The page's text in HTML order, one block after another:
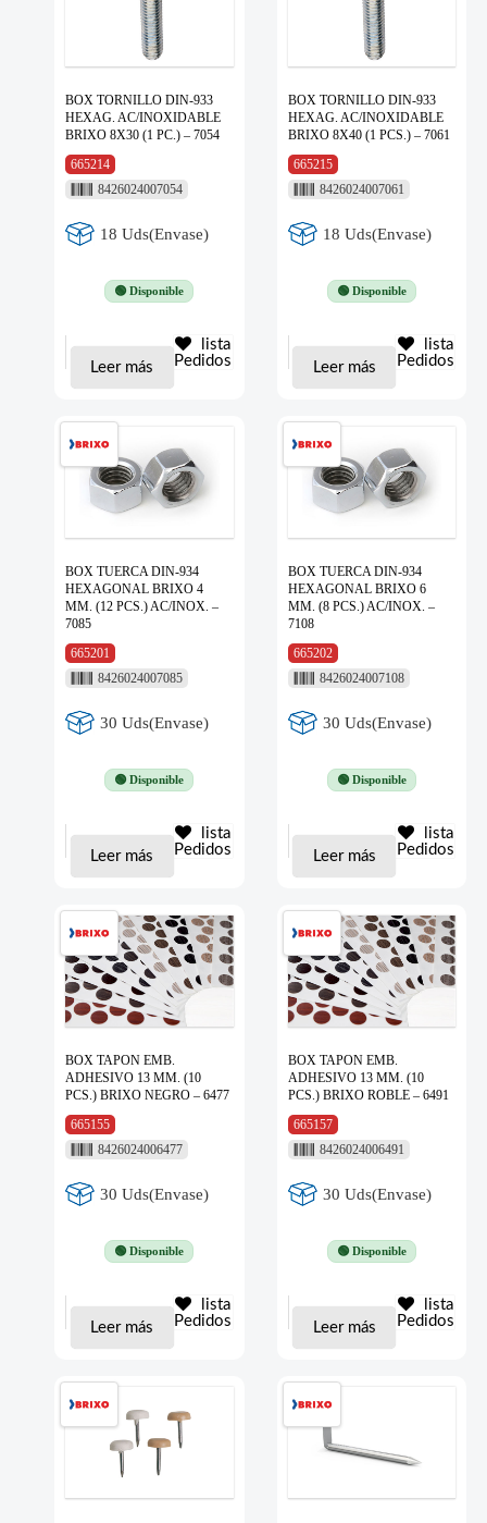
BOX TORNILLO DIN-933
HEXAG. AC/INOXIDABLE
BRIXO 8X30 (1 PC.) – 7054
665214
8426024007054
18 Uds(Envase)
🟢 Disponible
Leer más
lista
Pedidos
BOX TORNILLO DIN-933
HEXAG. AC/INOXIDABLE
BRIXO 8X40 (1 PCS.) – 7061
665215
8426024007061
18 Uds(Envase)
🟢 Disponible
Leer más
lista
Pedidos
BOX TUERCA DIN-934
HEXAGONAL BRIXO 4
MM. (12 PCS.) AC/INOX. –
7085
665201
8426024007085
30 Uds(Envase)
🟢 Disponible
Leer más
lista
Pedidos
BOX TUERCA DIN-934
HEXAGONAL BRIXO 6
MM. (8 PCS.) AC/INOX. –
7108
665202
8426024007108
30 Uds(Envase)
🟢 Disponible
Leer más
lista
Pedidos
BOX TAPON EMB.
ADHESIVO 13 MM. (10
PCS.) BRIXO NEGRO – 6477
665155
8426024006477
30 Uds(Envase)
🟢 Disponible
Leer más
lista
Pedidos
BOX TAPON EMB.
ADHESIVO 13 MM. (10
PCS.) BRIXO ROBLE – 6491
665157
8426024006491
30 Uds(Envase)
🟢 Disponible
Leer más
lista
Pedidos